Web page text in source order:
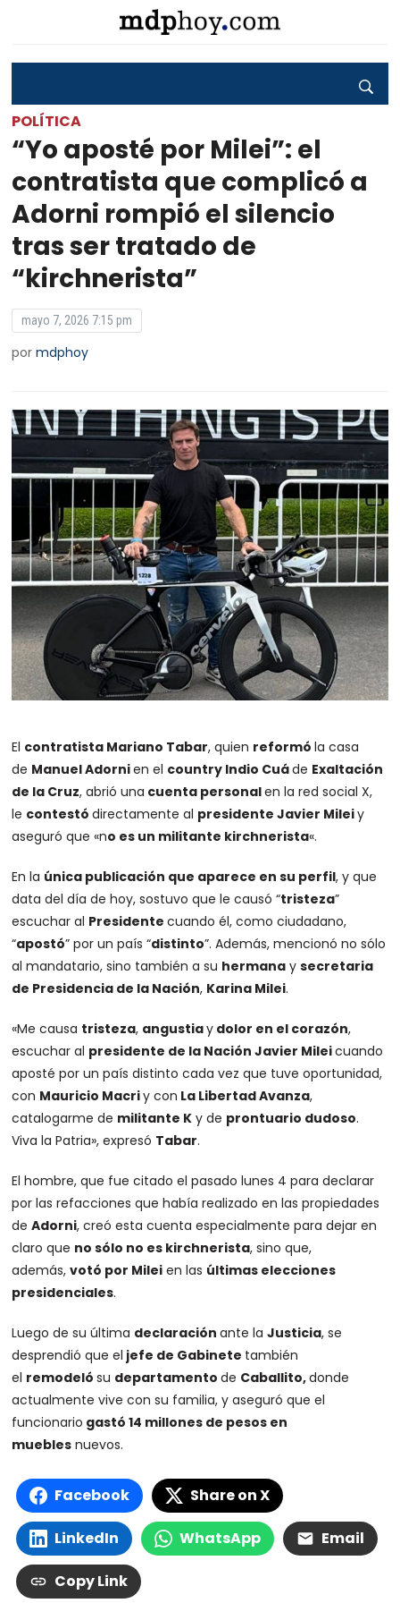
POLÍTICA
“Yo aposté por Milei”: el
contratista que complicó a
Adorni rompió el silencio
tras ser tratado de
“kirchnerista”
mayo 7, 2026 7:15 pm
pormdphoy
El contratista Mariano Tabar, quien reformóla casa
de Manuel Adornien el country Indio Cuáde Exaltación
de la Cruz, abrió una cuenta personalen la red social X,
le contestódirectamente al presidente Javier Mileiy
aseguró que «no es un militante kirchnerista«.
En la única publicación que aparece en su perfil, y que
data del día de hoy, sostuvo que le causó “tristeza”
escuchar al Presidentecuando él, como ciudadano,
“apostó” por un país “distinto”. Además, mencionó no sólo
al mandatario, sino también a su hermana ysecretaria
de Presidencia de la Nación, Karina Milei.
«Me causa tristeza, angustiay dolor en el corazón,
escuchar al presidente de la Nación Javier Mileicuando
aposté por un país distinto cada vez que tuve oportunidad,
con Mauricio Macriy con La Libertad Avanza,
catalogarme de militante K y de prontuario dudoso.
Viva la Patria», expresó Tabar.
El hombre, que fue citado el pasado lunes 4 para declarar
por las refacciones que había realizado en las propiedades
deAdorni, creó esta cuenta especialmente para dejar en
claro que no sólo no es kirchnerista, sino que,
además,votó por Milei en las últimas elecciones
presidenciales.
Luego de su última declaraciónante laJusticia, se
desprendió que el jefe de Gabinete también
el remodelósu departamentode Caballito,donde
actualmente vive con su familia, y aseguró que el
funcionario gastó 14 millones de pesos en
muebles nuevos.
Facebook Share on X
LinkedIn WhatsApp Email
Copy Link